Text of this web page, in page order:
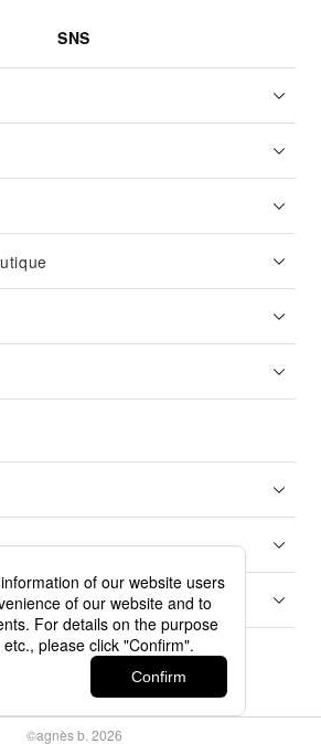
SNS
©agnès b. 2026